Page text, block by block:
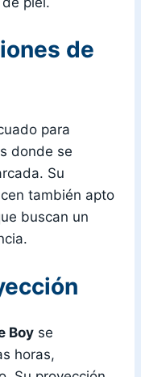
de
para
donde se
Su
también apto
buscan un
Boy se
horas,